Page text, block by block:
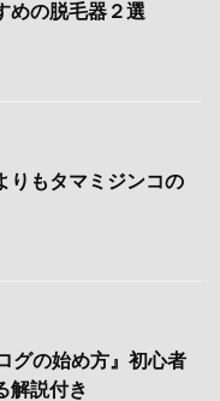
めの脱毛器２選
りもタマミジンコの
グの始め方』初心者
解説付き